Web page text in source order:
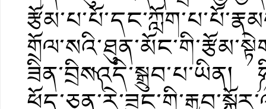
ཟིན་བྲིས༽འདི་སྒྲུབ་པ་ཡིན།